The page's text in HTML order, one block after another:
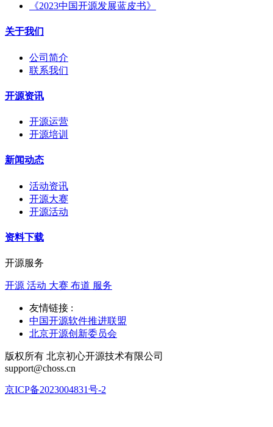
《2023中国开源发展蓝皮书》
关于我们
公司简介
联系我们
开源资讯
开源运营
开源培训
新闻动态
活动资讯
开源大赛
开源活动
资料下载
开源服务
开源 活动 大赛 布道 服务
友情链接 :
中国开源软件推进联盟
北京开源创新委员会
版权所有 北京初心开源技术有限公司
support@choss.cn
京ICP备2023004831号-2